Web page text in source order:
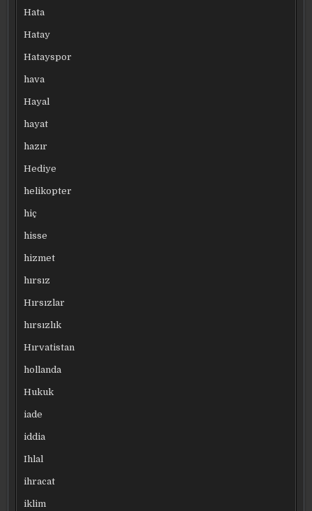
Hata
Hatay
Hatayspor
hava
Hayal
hayat
hazır
Hediye
helikopter
hiç
hisse
hizmet
hırsız
Hırsızlar
hırsızlık
Hırvatistan
hollanda
Hukuk
iade
iddia
Ihlal
ihracat
iklim